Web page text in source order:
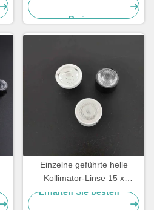
Preis
Einzelne geführte helle
Kollimator-Linse 15 x
45degree für Straßenlaterne
Erhalten Sie besten